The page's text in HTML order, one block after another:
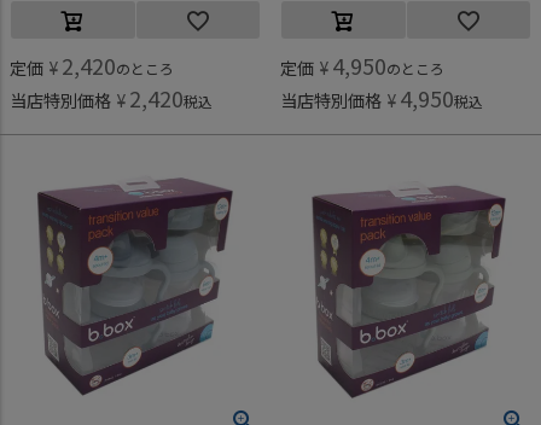
定価 ¥ 2,420のところ
当店特別価格 ¥ 2,420税込
定価 ¥ 4,950のところ
当店特別価格 ¥ 4,950税込